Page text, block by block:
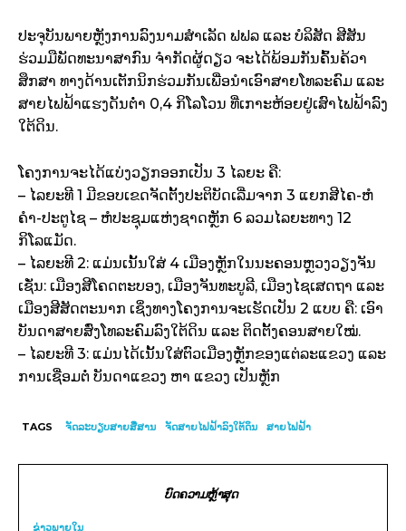
ປະຈຸບັນພາຍຫຼັງການລົງນາມສໍາເລັດ ຟຟລ ແລະ ບໍລິສັດ ສີສັນ
ຮ່ວມມືພັດທະນາສາກົນ ຈໍາກັດຜູ້ດຽວ ຈະໄດ້ພ້ອມກັນຄົ້ນຄ້ວາ
ສຶກສາ ທາງດ້ານເຕັກນິກຮ່ວມກັນເພື່ອນໍາເອົາສາຍໂທລະຄົມ ແລະ
ສາຍໄຟຟ້າແຮງດັນຕໍ່າ 0,4 ກິໂລໂວນ ທີ່ເກາະຫ້ອຍຢູ່ເສົາໄຟຟ້າລົງ
ໃຕ້ດິນ.
ໂຄງການຈະໄດ້ແບ່ງວຽກອອກເປັນ 3 ໄລຍະ ຄື:
– ໄລຍະທີ 1 ມີຂອບເຂດຈັດຕັ້ງປະຕິບັດເລີ່ມຈາກ 3 ແຍກສີໄຄ-ຫໍ
ຄໍາ-ປະຕູໄຊ – ຫໍປະຊຸມແຫ່ງຊາດຫຼັກ 6 ລວມໄລຍະທາງ 12
ກິໂລແມັດ.
– ໄລຍະທີ 2: ແມ່ນເນັ້ນໃສ່ 4 ເມືອງຫຼັກໃນນະຄອນຫຼວງວຽງຈັນ
ເຊັ່ນ: ເມືອງສີໂຄດຕະບອງ, ເມືອງຈັນທະບູລີ, ເມືອງໄຊເສດຖາ ແລະ
ເມືອງສີສັດຕະນາກ ເຊິ່ງທາງໂຄງການຈະເຮັດເປັນ 2 ແບບ ຄື: ເອົາ
ບັນດາສາຍສົ່ງໂທລະຄົມລົງໃຕ້ດິນ ແລະ ຕິດຕັ້ງຄອນສາຍໃໝ່.
– ໄລຍະທີ 3: ແມ່ນໄດ້ເນັ້ນໃສ່ຕົວເມືອງຫຼັກຂອງແຕ່ລະແຂວງ ແລະ
ການເຊື່ອມຕໍ່ ບັນດາແຂວງ ຫາ ແຂວງ ເປັນຫຼັກ
TAGS ຈັດລະບຽບສາຍສື່ສານ ຈັດສາຍໄຟຟ້າລົງໃຕ້ດິນ ສາຍໄຟຟ້າ
ບົດຄວາມຫຼ້າສຸດ
ຂ່າວພາຍ​ໃນ